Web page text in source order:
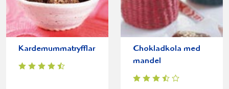
Kardemummatryfflar
Chokladkola med
mandel